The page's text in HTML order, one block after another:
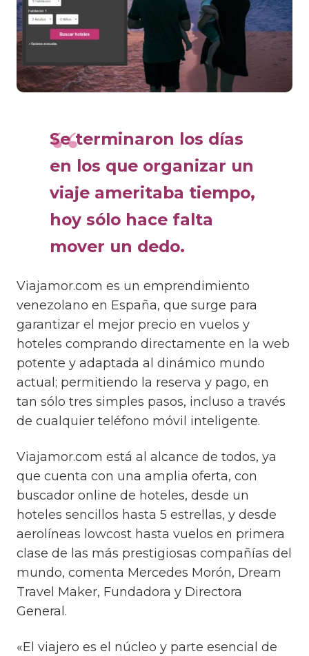
Se terminaron los días
en los que organizar un
viaje ameritaba tiempo,
hoy sólo hace falta
mover un dedo.
Viajamor.com es un emprendimiento
venezolano en España, que surge para
garantizar el mejor precio en vuelos y
hoteles comprando directamente en la web
potente y adaptada al dinámico mundo
actual; permitiendo la reserva y pago, en
tan sólo tres simples pasos, incluso a través
de cualquier teléfono móvil inteligente.
Viajamor.com está al alcance de todos, ya
que cuenta con una amplia oferta, con
buscador online de hoteles, desde un
hoteles sencillos hasta 5 estrellas, y desde
aerolíneas lowcost hasta vuelos en primera
clase de las más prestigiosas compañías del
mundo, comenta Mercedes Morón, Dream
Travel Maker, Fundadora y Directora
General.
«El viajero es el núcleo y parte esencial de